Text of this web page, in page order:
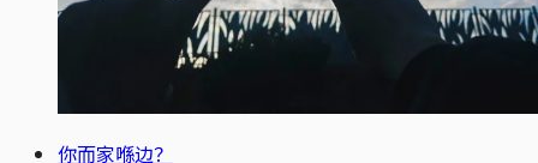
你而家喺边？